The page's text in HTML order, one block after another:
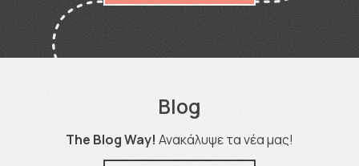
Blog
The Blog Way! Ανακάλυψε τα νέα μας!